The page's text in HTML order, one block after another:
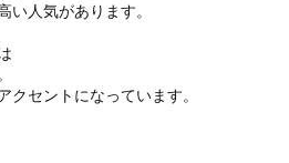
い人気があります。
セントになっています。